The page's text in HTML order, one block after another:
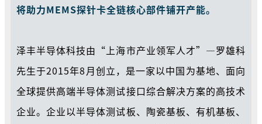
将助力MEMS探针卡全链核心部件铺开产能。
泽丰半导体科技由“上海市产业领军人才”—罗雄科
先生于2015年8月创立，是一家以中国为基地、面向
全球提供高端半导体测试接口综合解决方案的高技术
企业。企业以半导体测试板、陶瓷基板、有机基板、